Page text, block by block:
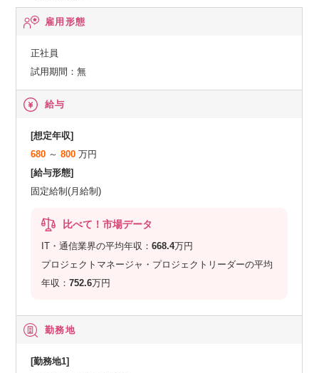
雇用形態
正社員
試用期間：無
給与
[想定年収]
680 ～800 万円
[給与形態]
固定給制(月給制)
比べて！市場データ
IT・通信業界の平均年収：668.4万円
プロジェクトマネージャ・プロジェクトリーダーの平均
年収：752.6万円
勤務地
[勤務地1]